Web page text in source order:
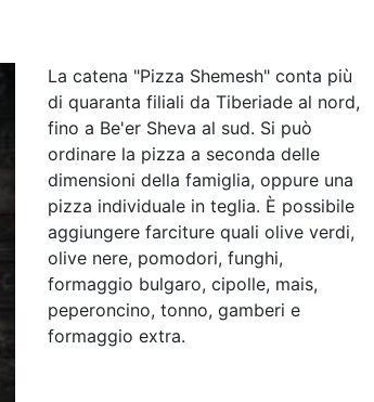
La catena "Pizza Shemesh" conta più
di quaranta filiali da Tiberiade al nord,
fino a Be'er Sheva al sud. Si può
ordinare la pizza a seconda delle
dimensioni della famiglia, oppure una
pizza individuale in teglia. È possibile
aggiungere farciture quali olive verdi,
olive nere, pomodori, funghi,
formaggio bulgaro, cipolle, mais,
peperoncino, tonno, gamberi e
formaggio extra.